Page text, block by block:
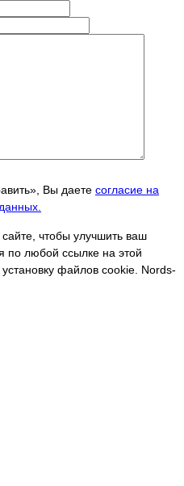
Вы даете согласие на
чтобы улучшить ваш
по любой ссылке на этой
файлов cookie. Nords-